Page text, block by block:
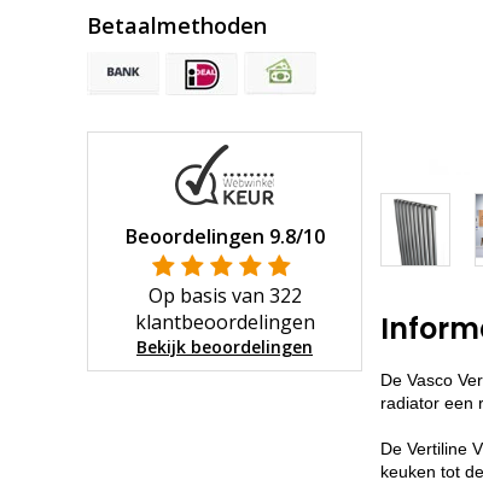
Betaalmethoden
Beoordelingen 9.8/10
Op basis van 322
klantbeoordelingen
Bekijk beoordelingen
De Vasco
radiator een
De Vertiline
keuken tot